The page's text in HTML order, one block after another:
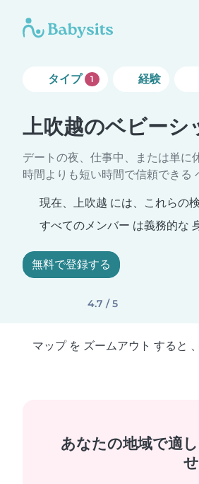
タイプ 1 経験
上吹越のベビーシ
デートの夜、仕事中、または単に
時間よりも短い時間で信頼できる
現在、上吹越 には、これらの
すべてのメンバー は義務的な
無料で登録する
4.7 / 5
マップ を ズームアウト すると
あなたの地域で適